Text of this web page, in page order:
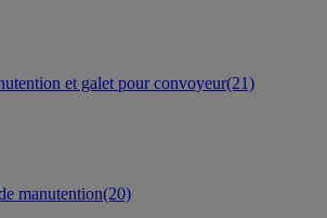
et galet pour convoyeur(21)
manutention(20)